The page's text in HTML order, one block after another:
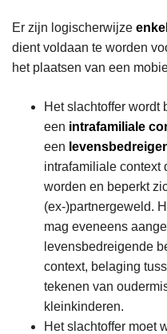
Er zijn logischerwijze
dient voldaan te worden
het plaatsen van een
Het slachtoffer wordt
een intrafamiliale
een
intrafamiliale context
worden en beperkt
(ex-)partnergeweld.
mag eveneens
levensbedreigende
context, belaging
tekenen van
kleinkinderen.
Het slachtoffer moet